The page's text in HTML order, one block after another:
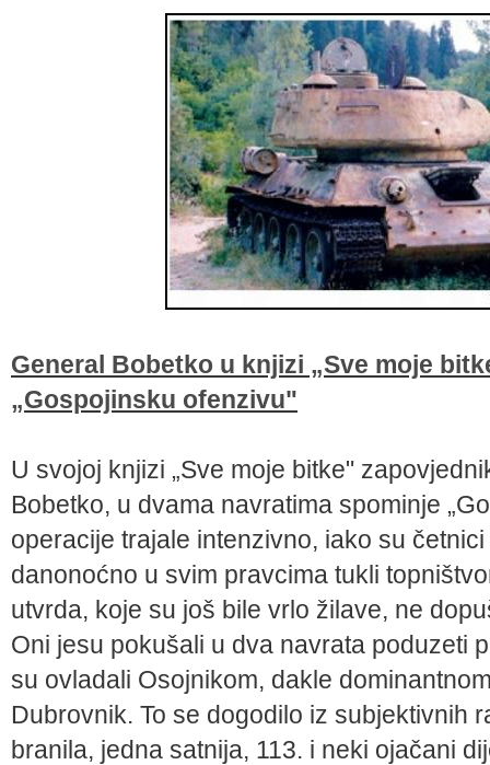
General Bobetko u knjizi „Sve moje
„Gospojinsku ofenzivu"
U svojoj knjizi „Sve moje bitke"
Bobetko, u dvama navratima spominje
operacije trajale intenzivno, iako su
danonoćno u svim pravcima tukli
utvrda, koje su još bile vrlo žilave, ne
Oni jesu pokušali u dva navrata poduzeti
su ovladali Osojnikom, dakle
Dubrovnik. To se dogodilo iz subjektivnih
branila, jedna satnija, 113. i neki ojačani